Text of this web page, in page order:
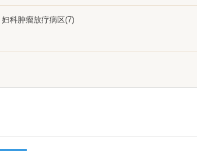
妇科肿瘤放疗病区(7)